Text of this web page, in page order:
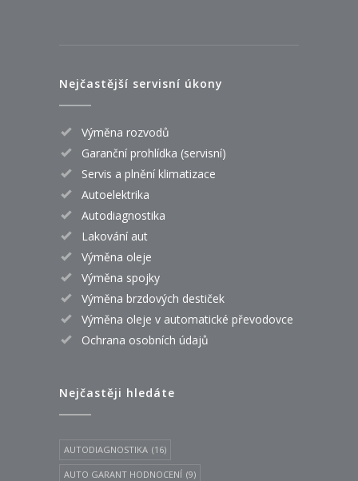
Nejčastější servisní úkony
Výměna rozvodů
Garanční prohlídka (servisní)
Servis a plnění klimatizace
Autoelektrika
Autodiagnostika
Lakování aut
Výměna oleje
Výměna spojky
Výměna brzdových destiček
Výměna oleje v automatické převodovce
Ochrana osobních údajů
Nejčastěji hledáte
AUTODIAGNOSTIKA (16)
AUTO GARANT HODNOCENÍ (9)